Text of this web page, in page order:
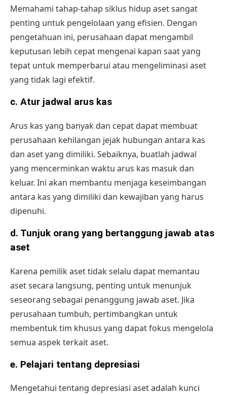
Memahami tahap-tahap siklus hidup aset sangat
penting untuk pengelolaan yang efisien. Dengan
pengetahuan ini, perusahaan dapat mengambil
keputusan lebih cepat mengenai kapan saat yang
tepat untuk memperbarui atau mengeliminasi aset
yang tidak lagi efektif.
c. Atur jadwal arus kas
Arus kas yang banyak dan cepat dapat membuat
perusahaan kehilangan jejak hubungan antara kas
dan aset yang dimiliki. Sebaiknya, buatlah jadwal
yang mencerminkan waktu arus kas masuk dan
keluar. Ini akan membantu menjaga keseimbangan
antara kas yang dimiliki dan kewajiban yang harus
dipenuhi.
d. Tunjuk orang yang bertanggung jawab atas
aset
Karena pemilik aset tidak selalu dapat memantau
aset secara langsung, penting untuk menunjuk
seseorang sebagai penanggung jawab aset. Jika
perusahaan tumbuh, pertimbangkan untuk
membentuk tim khusus yang dapat fokus mengelola
semua aspek terkait aset.
e. Pelajari tentang depresiasi
Mengetahui tentang depresiasi aset adalah kunci